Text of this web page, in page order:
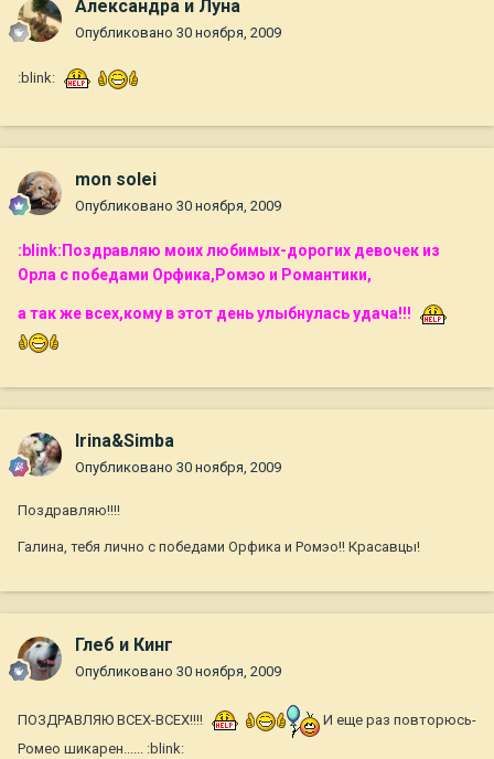
Александра и Луна
Опубликовано 30 ноября, 2009
:blink:
mon solei
Опубликовано 30 ноября, 2009
:blink:Поздравляю моих любимых-дорогих девочек из
Орла с победами Орфика,Ромэо и Романтики,
а так же всех,кому в этот день улыбнулась удача!!!
Irina&Simba
Опубликовано 30 ноября, 2009
Поздравляю!!!!
Галина, тебя лично с победами Орфика и Ромэо!! Красавцы!
Глеб и Кинг
Опубликовано 30 ноября, 2009
ПОЗДРАВЛЯЮ ВСЕХ-ВСЕХ!!!!
И еще раз повторюсь-
Ромео шикарен...... :blink: